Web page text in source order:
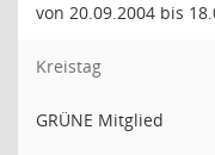
von 20.09.2004 bis
Kreistag
GRÜNE Mitglied